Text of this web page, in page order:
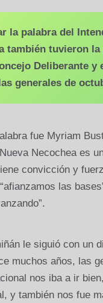
la palabra del
también tuvieron
Deliberante
generales de
fue Myriam
Necochea es
convicción y
las
le siguió con un
muchos años, las
nos iba a ir
y también nos fue